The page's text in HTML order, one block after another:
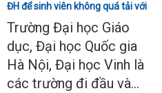
ĐH để sinh viên không quá tải với
ngành Sư phạm Khoa học tự
nhiên
Trường Đại học Giáo
dục, Đại học Quốc gia
Hà Nội, Đại học Vinh là
các trường đi đầu và...